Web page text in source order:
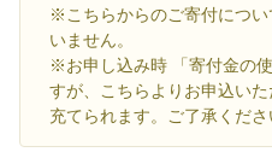
※こちらからのご寄付につ
いません。
※お申し込み時 「寄付金の
すが、こちらよりお申込い
充てられます。ご了承くださ